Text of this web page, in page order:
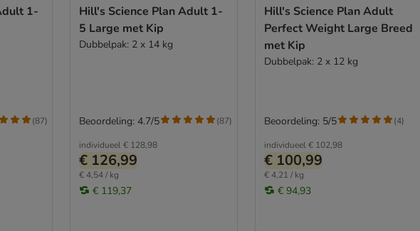
1-
(87)
Hill's Science Plan Adult 1-
5 Large met Kip
Dubbelpak: 2 x 14 kg
individueel€ 128,98
€ 126,99
€ 4,54 / kg
€ 119,37
Beoordeling: 4.7/5 (87)
Hill's Science Plan Adult
Perfect Weight Large Breed
met Kip
Dubbelpak: 2 x 12 kg
individueel € 102,98
€ 100,99
€ 4,21 / kg
€ 94,93
Beoordeling: 5/5 (4)